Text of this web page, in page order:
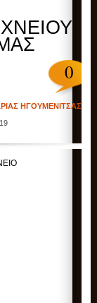
0
ΗΓΟΥΜΕΝΙΤΣΑΣ